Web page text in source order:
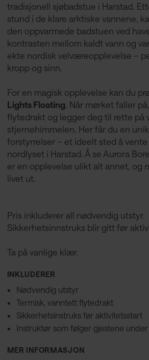
tradisjonell sjøbadstue i Harstad.
stund i de klare arktiske vannene,
den oppvarmede badstuen ved
kontrasten mellom kaldt vann og
ekte nordisk velværeopplevelse –
kropp og sinn.
For en magisk opplevelse kan du
Lights Floating . Når mørket faller
flytedrakt og legger deg til rette på
stjernehimmelen. Her får du en
forstyrrelser – et ideelt sted å
nordlyset i Harstad. Å se Aurora
er en opplevelse ulikt alt annet, og
livet ut.
Pris inkluderer all nødvendig utstyr.
Sikkerhetsinnstruks blir gitt før
Ta på vanlige klær.
INKLUDERER
Nødvendig utstyr
Termisk, vanntett flytedrakt
Sikkerhetsinstruks før aktivitetsstart
Instruktør som følger gjestene
MER INFORMASJON